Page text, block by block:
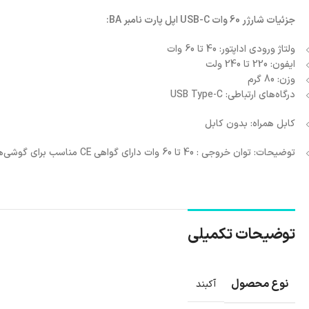
جزئیات شارژر 60 وات USB-C اپل پارت نامبر BA:
ولتاژ ورودی اداپتور: 40 تا 60 وات
ایفون: 220 تا 240 ولت
وزن: 80 گرم
درگاه‌های ارتباطی: USB Type-C
کابل همراه: بدون کابل
توضیحات: توان خروجی : 40 تا 60 وات دارای گواهی CE مناسب برای گوشی‌های فست شارژ اپل
توضیحات تکمیلی
نوع محصول آکبند